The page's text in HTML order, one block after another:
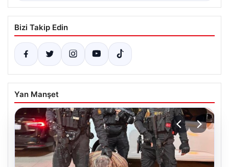
Bizi Takip Edin
Yan Manşet